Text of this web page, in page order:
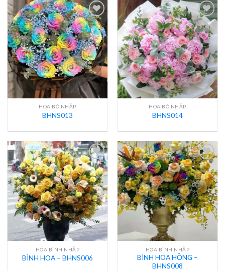
HOA BÓ NHẬP
BHNS013
HOA BÓ NHẬP
BHNS014
HOA BÌNH NHẬP
BÌNH HOA – BHNS006
HOA BÌNH NHẬP
BÌNH HOA HỒNG –
BHNS008